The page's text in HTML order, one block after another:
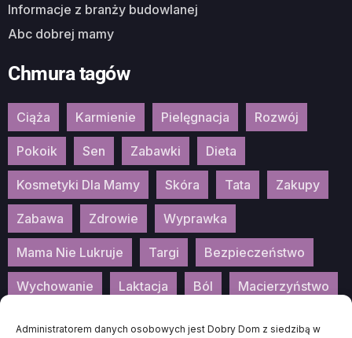
Administratorem danych osobowych jest Dobry Dom z siedzibą w
Informacje z branży budowlanej
Abc dobrej mamy
Chmura tagów
Ciąża Karmienie Pielęgnacja Rozwój
Pokoik Sen Zabawki Dieta
Kosmetyki Dla Mamy Skóra Tata Zakupy
Zabawa Zdrowie Wyprawka
Mama Nie Lukruje Targi Bezpieczeństwo
Wychowanie Laktacja Ból Macierzyństwo